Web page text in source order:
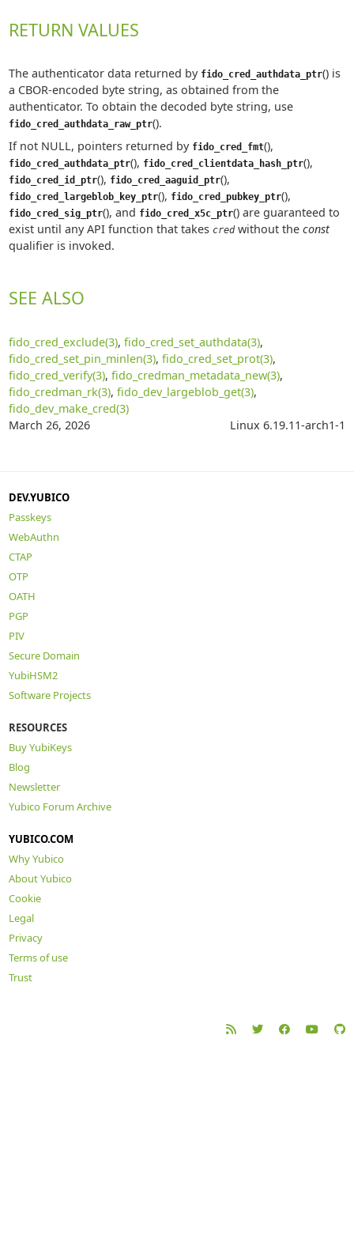
RETURN VALUES
The authenticator data returned by fido_cred_authdata_ptr() is
a CBOR-encoded byte string, as obtained from the
authenticator. To obtain the decoded byte string, use
fido_cred_authdata_raw_ptr().
If not NULL, pointers returned by fido_cred_fmt(),
fido_cred_authdata_ptr(), fido_cred_clientdata_hash_ptr(),
fido_cred_id_ptr(), fido_cred_aaguid_ptr(),
fido_cred_largeblob_key_ptr(), fido_cred_pubkey_ptr(),
fido_cred_sig_ptr(), and fido_cred_x5c_ptr() are guaranteed to
exist until any API function that takes credwithout the const
qualifier is invoked.
SEE ALSO
fido_cred_exclude(3), fido_cred_set_authdata(3),
fido_cred_set_pin_minlen(3), fido_cred_set_prot(3),
fido_cred_verify(3), fido_credman_metadata_new(3),
fido_credman_rk(3), fido_dev_largeblob_get(3),
fido_dev_make_cred(3)
March 26, 2026
Linux 6.19.11-arch1-1
DEV.YUBICO
Passkeys
WebAuthn
CTAP
OTP
OATH
PGP
PIV
Secure Domain
YubiHSM2
Software Projects
RESOURCES
Buy YubiKeys
Blog
Newsletter
Yubico Forum Archive
YUBICO.COM
Why Yubico
About Yubico
Cookie
Legal
Privacy
Terms of use
Trust